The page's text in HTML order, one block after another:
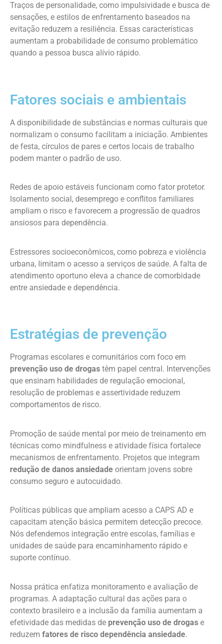
Traços de personalidade, como impulsividade e busca de
sensações, e estilos de enfrentamento baseados na
evitação reduzem a resiliência. Essas características
aumentam a probabilidade de consumo problemático
quando a pessoa busca alívio rápido.
Fatores sociais e ambientais
A disponibilidade de substâncias e normas culturais que
normalizam o consumo facilitam a iniciação. Ambientes
de festa, círculos de pares e certos locais de trabalho
podem manter o padrão de uso.
Redes de apoio estáveis funcionam como fator protetor.
Isolamento social, desemprego e conflitos familiares
ampliam o risco e favorecem a progressão de quadros
ansiosos para dependência.
Estressores socioeconômicos, como pobreza e violência
urbana, limitam o acesso a serviços de saúde. A falta de
atendimento oportuno eleva a chance de comorbidade
entre ansiedade e dependência.
Estratégias de prevenção
Programas escolares e comunitários com foco em
prevenção uso de drogas têm papel central. Intervenções
que ensinam habilidades de regulação emocional,
resolução de problemas e assertividade reduzem
comportamentos de risco.
Promoção de saúde mental por meio de treinamento em
técnicas como mindfulness e atividade física fortalece
mecanismos de enfrentamento. Projetos que integram
redução de danos ansiedade orientam jovens sobre
consumo seguro e autocuidado.
Políticas públicas que ampliam acesso a CAPS AD e
capacitam atenção básica permitem detecção precoce.
Nós defendemos integração entre escolas, famílias e
unidades de saúde para encaminhamento rápido e
suporte contínuo.
Nossa prática enfatiza monitoramento e avaliação de
programas. A adaptação cultural das ações para o
contexto brasileiro e a inclusão da família aumentam a
efetividade das medidas de prevenção uso de drogas e
reduzem fatores de risco dependência ansiedade.